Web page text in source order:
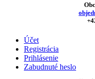
Účet
Registrácia
Prihlásenie
Zabudnuté heslo